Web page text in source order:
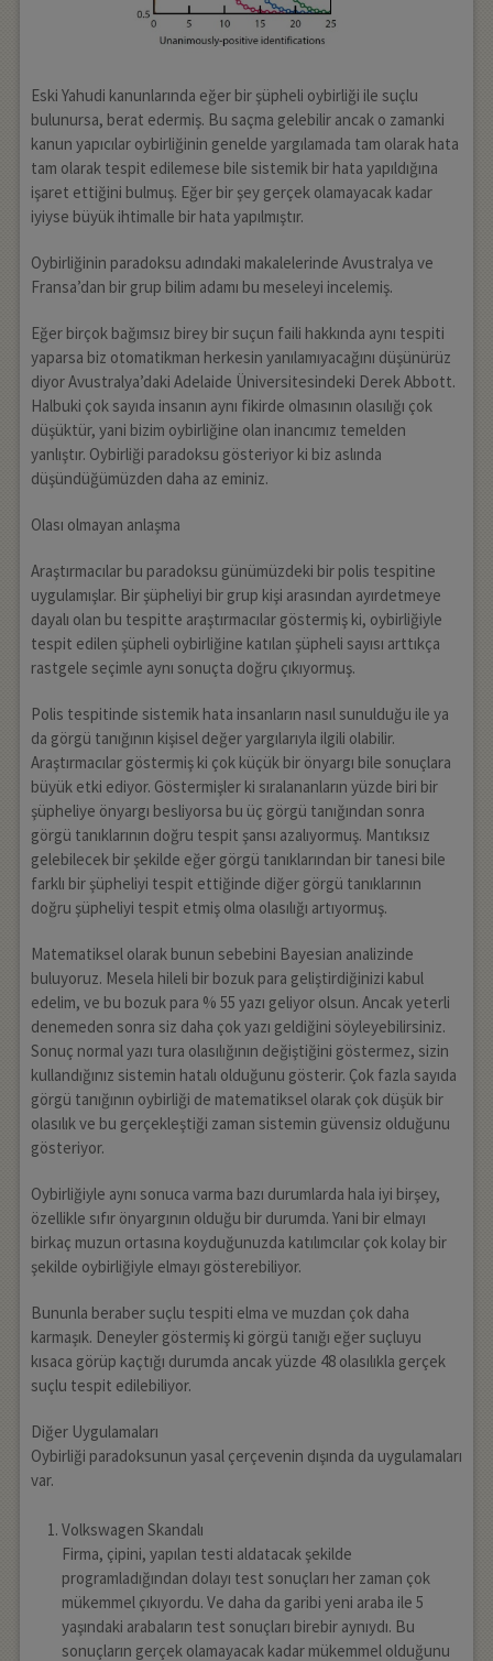
Eski Yahudi kanunlarında eğer bir şüpheli oybirliği ile suçlu
bulunursa, berat edermiş. Bu saçma gelebilir ancak o zamanki
kanun yapıcılar oybirliğinin genelde yargılamada tam olarak hata
tam olarak tespit edilemese bile sistemik bir hata yapıldığına
işaret ettiğini bulmuş. Eğer bir şey gerçek olamayacak kadar
iyiyse büyük ihtimalle bir hata yapılmıştır.
Oybirliğinin paradoksu adındaki makalelerinde Avustralya ve
Fransa’dan bir grup bilim adamı bu meseleyi incelemiş.
Eğer birçok bağımsız birey bir suçun faili hakkında aynı tespiti
yaparsa biz otomatikman herkesin yanılamıyacağını düşünürüz
diyor Avustralya’daki Adelaide Üniversitesindeki Derek Abbott.
Halbuki çok sayıda insanın aynı fikirde olmasının olasılığı çok
düşüktür, yani bizim oybirliğine olan inancımız temelden
yanlıştır. Oybirliği paradoksu gösteriyor ki biz aslında
düşündüğümüzden daha az eminiz.
Olası olmayan anlaşma
Araştırmacılar bu paradoksu günümüzdeki bir polis tespitine
uygulamışlar. Bir şüpheliyi bir grup kişi arasından ayırdetmeye
dayalı olan bu tespitte araştırmacılar göstermiş ki, oybirliğiyle
tespit edilen şüpheli oybirliğine katılan şüpheli sayısı arttıkça
rastgele seçimle aynı sonuçta doğru çıkıyormuş.
Polis tespitinde sistemik hata insanların nasıl sunulduğu ile ya
da görgü tanığının kişisel değer yargılarıyla ilgili olabilir.
Araştırmacılar göstermiş ki çok küçük bir önyargı bile sonuçlara
büyük etki ediyor. Göstermişler ki sıralananların yüzde biri bir
şüpheliye önyargı besliyorsa bu üç görgü tanığından sonra
görgü tanıklarının doğru tespit şansı azalıyormuş. Mantıksız
gelebilecek bir şekilde eğer görgü tanıklarından bir tanesi bile
farklı bir şüpheliyi tespit ettiğinde diğer görgü tanıklarının
doğru şüpheliyi tespit etmiş olma olasılığı artıyormuş.
Matematiksel olarak bunun sebebini Bayesian analizinde
buluyoruz. Mesela hileli bir bozuk para geliştirdiğinizi kabul
edelim, ve bu bozuk para % 55 yazı geliyor olsun. Ancak yeterli
denemeden sonra siz daha çok yazı geldiğini söyleyebilirsiniz.
Sonuç normal yazı tura olasılığının değiştiğini göstermez, sizin
kullandığınız sistemin hatalı olduğunu gösterir. Çok fazla sayıda
görgü tanığının oybirliği de matematiksel olarak çok düşük bir
olasılık ve bu gerçekleştiği zaman sistemin güvensiz olduğunu
gösteriyor.
Oybirliğiyle aynı sonuca varma bazı durumlarda hala iyi birşey,
özellikle sıfır önyargının olduğu bir durumda. Yani bir elmayı
birkaç muzun ortasına koyduğunuzda katılımcılar çok kolay bir
şekilde oybirliğiyle elmayı gösterebiliyor.
Bununla beraber suçlu tespiti elma ve muzdan çok daha
karmaşık. Deneyler göstermiş ki görgü tanığı eğer suçluyu
kısaca görüp kaçtığı durumda ancak yüzde 48 olasılıkla gerçek
suçlu tespit edilebiliyor.
Diğer Uygulamaları
Oybirliği paradoksunun yasal çerçevenin dışında da uygulamaları
var.
Volkswagen Skandalı
Firma, çipini, yapılan testi aldatacak şekilde
programladığından dolayı test sonuçları her zaman çok
mükemmel çıkıyordu. Ve daha da garibi yeni araba ile 5
yaşındaki arabaların test sonuçları birebir aynıydı. Bu
sonuçların gerçek olamayacak kadar mükemmel olduğunu